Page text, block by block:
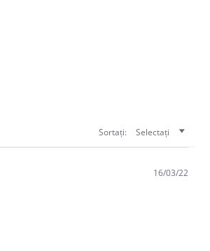
Sortați: Selectați
16/03/22